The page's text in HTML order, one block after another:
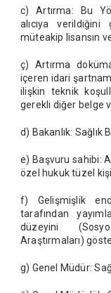
c) Artırma: Bu
alıcıya
müteakip lisansın
ç) Artırma
içeren idari
ilişkin teknik
gerekli diğer belge
d) Bakanlık: Sağlık
e) Başvuru sahibi:
özel hukuk tüzel
f) Gelişmişlik
tarafından
düzeyini
Araştırmaları)
g) Genel Müdür: